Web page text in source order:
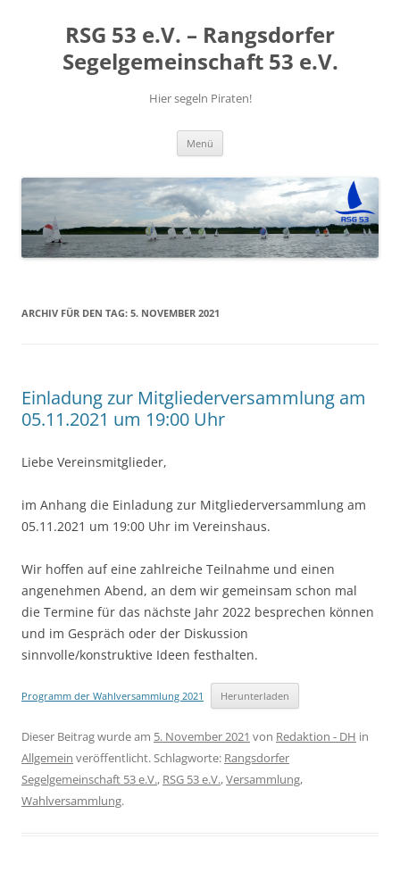
RSG 53 e.V. – Rangsdorfer
Segelgemeinschaft 53 e.V.
Hier segeln Piraten!
Menü
ARCHIV FÜR DEN TAG: 5. NOVEMBER 2021
Einladung zur Mitgliederversammlung am
05.11.2021 um 19:00 Uhr
Liebe Vereinsmitglieder,
im Anhang die Einladung zur Mitgliederversammlung am
05.11.2021 um 19:00 Uhr im Vereinshaus.
Wir hoffen auf eine zahlreiche Teilnahme und einen
angenehmen Abend, an dem wir gemeinsam schon mal
die Termine für das nächste Jahr 2022 besprechen können
und im Gespräch oder der Diskussion
sinnvolle/konstruktive Ideen festhalten.
Programm der Wahlversammlung 2021 Herunterladen
Dieser Beitrag wurde am 5. November 2021 von Redaktion - DH in
Allgemein veröffentlicht. Schlagworte: Rangsdorfer
Segelgemeinschaft 53 e.V., RSG 53 e.V.,Versammlung,
Wahlversammlung.